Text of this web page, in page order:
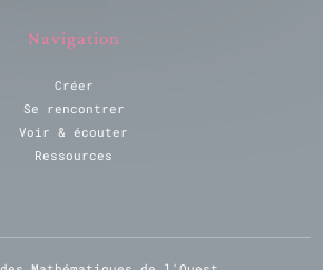
Navigation
Créer
Se rencontrer
Voir & écouter
Ressources